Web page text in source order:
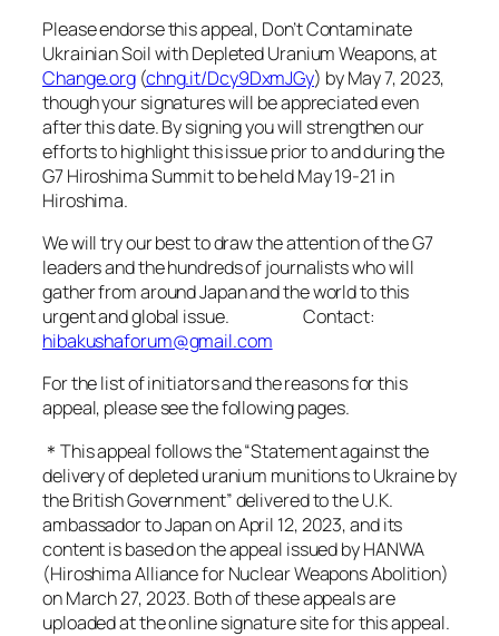
Please endorse this appeal, Don’t Contaminate
Ukrainian Soil with Depleted Uranium Weapons, at
Change.org (chng.it/Dcy9DxmJGy) by May 7, 2023,
though your signatures will be appreciated even
after this date. By signing you will strengthen our
efforts to highlight this issue prior to and during the
G7 Hiroshima Summit to be held May 19-21 in
Hiroshima.
We will try our best to draw the attention of the G7
leaders and the hundreds of journalists who will
gather from around Japan and the world to this
urgent and global issue. Contact:
hibakushaforum@gmail.com
For the list of initiators and the reasons for this
appeal, please see the following pages.
＊This appeal follows the “Statement against the
delivery of depleted uranium munitions to Ukraine by
the British Government” delivered to the U.K.
ambassador to Japan on April 12, 2023, and its
content is based on the appeal issued by HANWA
(Hiroshima Alliance for Nuclear Weapons Abolition)
on March 27, 2023. Both of these appeals are
uploaded at the online signature site for this appeal.